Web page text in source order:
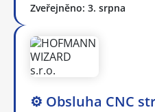
Zveřejněno: 3. srpna
⚙️ Obsluha CNC